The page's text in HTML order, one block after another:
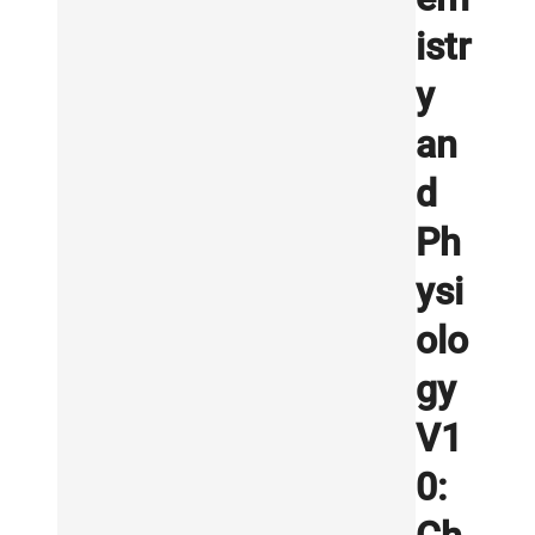
istr
y
an
d
Ph
ysi
olo
gy
V1
0: